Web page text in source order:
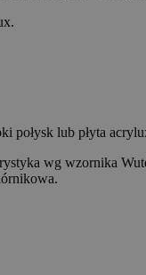
połysk lub płyta
wg wzornika